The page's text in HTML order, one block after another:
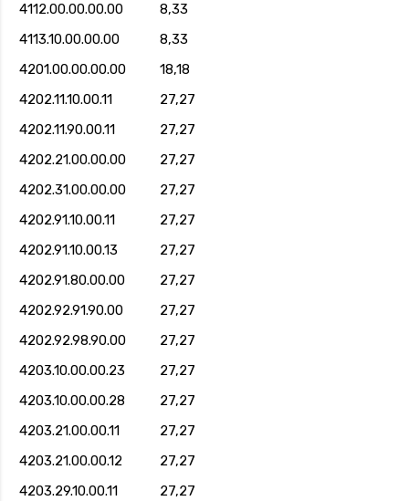
4112.00.00.00.00
8,33
4113.10.00.00.00
8,33
4201.00.00.00.00
18,18
4202.11.10.00.11
27,27
4202.11.90.00.11
27,27
4202.21.00.00.00
27,27
4202.31.00.00.00
27,27
4202.91.10.00.11
27,27
4202.91.10.00.13
27,27
4202.91.80.00.00
27,27
4202.92.91.90.00
27,27
4202.92.98.90.00
27,27
4203.10.00.00.23
27,27
4203.10.00.00.28
27,27
4203.21.00.00.11
27,27
4203.21.00.00.12
27,27
4203.29.10.00.11
27,27